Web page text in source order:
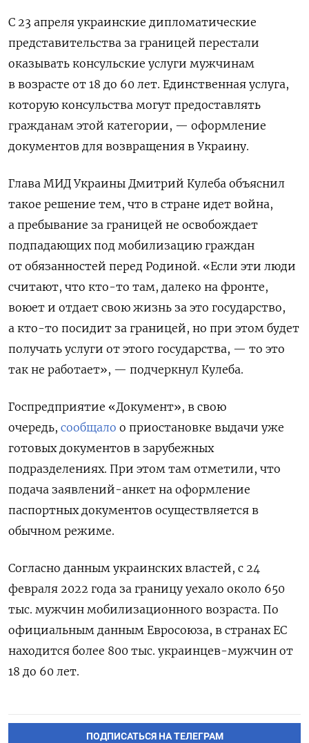
С 23 апреля украинские дипломатические
представительства за границей перестали
оказывать консульские услуги мужчинам
в возрасте от 18 до 60 лет. Единственная услуга,
которую консульства могут предоставлять
гражданам этой категории, — оформление
документов для возвращения в Украину.
Глава МИД Украины Дмитрий Кулеба объяснил
такое решение тем, что в стране идет война,
а пребывание за границей не освобождает
подпадающих под мобилизацию граждан
от обязанностей перед Родиной. «Если эти люди
считают, что кто-то там, далеко на фронте,
воюет и отдает свою жизнь за это государство,
а кто-то посидит за границей, но при этом будет
получать услуги от этого государства, — то это
так не работает», — подчеркнул Кулеба.
Госпредприятие «Документ», в свою
очередь, сообщало о приостановке выдачи уже
готовых документов в зарубежных
подразделениях. При этом там отметили, что
подача заявлений-анкет на оформление
паспортных документов осуществляется в
обычном режиме.
Согласно данным украинских властей, с 24
февраля 2022 года за границу уехало около 650
тыс. мужчин мобилизационного возраста. По
официальным данным Евросоюза, в странах ЕС
находится более 800 тыс. украинцев-мужчин от
18 до 60 лет.
ПОДПИСАТЬСЯ НА ТЕЛЕГРАМ